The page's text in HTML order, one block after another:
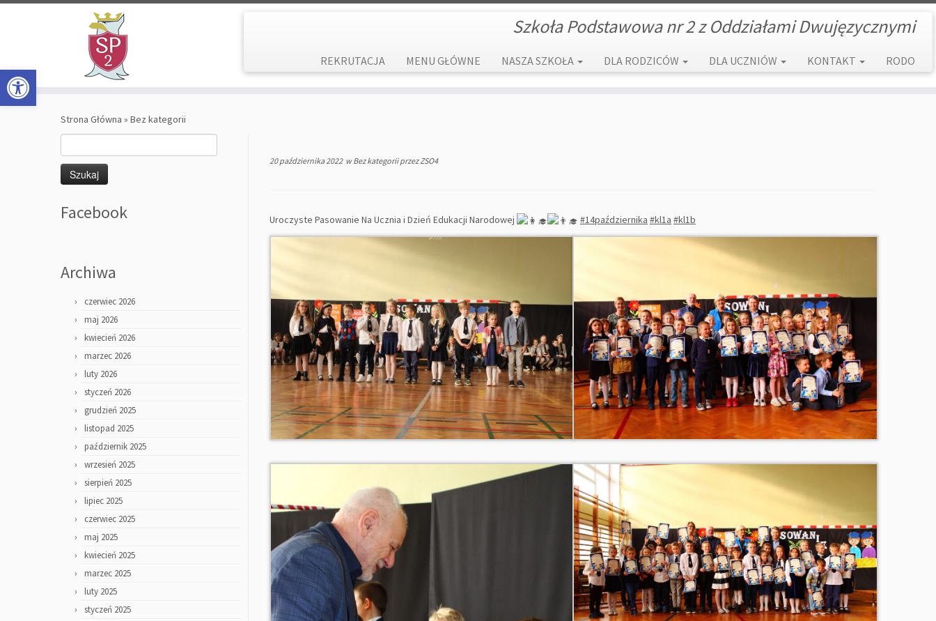
Open toolbar
Skip
Szkoła Podstawowa nr 2 z Oddziałami Dwujęzycznymi
REKRUTACJA MENU GŁÓWNE NASZA SZKOŁA DLA RODZICÓW DLA UCZNIÓW KONTAKT RODO
Strona Główna » Bez kategorii
Facebook
Archiwa
czerwiec 2026
maj 2026
kwiecień 2026
marzec 2026
luty 2026
styczeń 2026
grudzień 2025
listopad 2025
październik 2025
wrzesień 2025
sierpień 2025
lipiec 2025
czerwiec 2025
maj 2025
kwiecień 2025
marzec 2025
luty 2025
styczeń 2025
20 października 2022wBez kategoriiprzezZSO4
Uroczyste Pasowanie Na Ucznia i Dzień Edukacji Narodowej #14października #kl1a #kl1b